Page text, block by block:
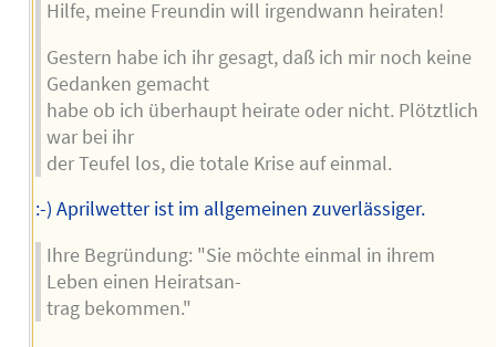
Hilfe, meine Freundin will irgendwann heiraten!
Gestern habe ich ihr gesagt, daß ich mir noch keine
Gedanken gemacht
habe ob ich überhaupt heirate oder nicht. Plötztlich
war bei ihr
der Teufel los, die totale Krise auf einmal.
:-) Aprilwetter ist im allgemeinen zuverlässiger.
Ihre Begründung: "Sie möchte einmal in ihrem
Leben einen Heiratsan-
trag bekommen."